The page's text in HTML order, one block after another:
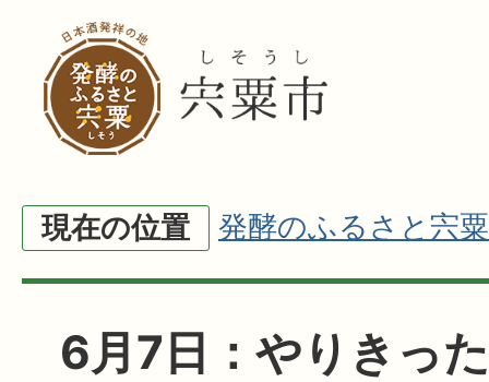
現在の位置 発酵のふるさと宍粟
6月7日：やりきっ